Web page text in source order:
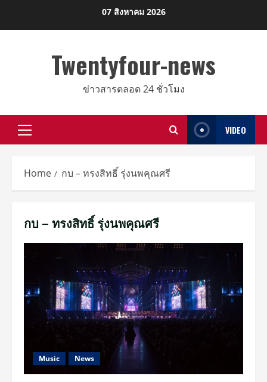
07 สิงหาคม 2026
Twentyfour-news
ข่าวสารตลอด 24 ชั่วโมง
Primary
VIDEO
Home กบ – ทรงสิทธิ์ รุ่งนพคุณศรี
กบ – ทรงสิทธิ์ รุ่งนพคุณศรี
Music News